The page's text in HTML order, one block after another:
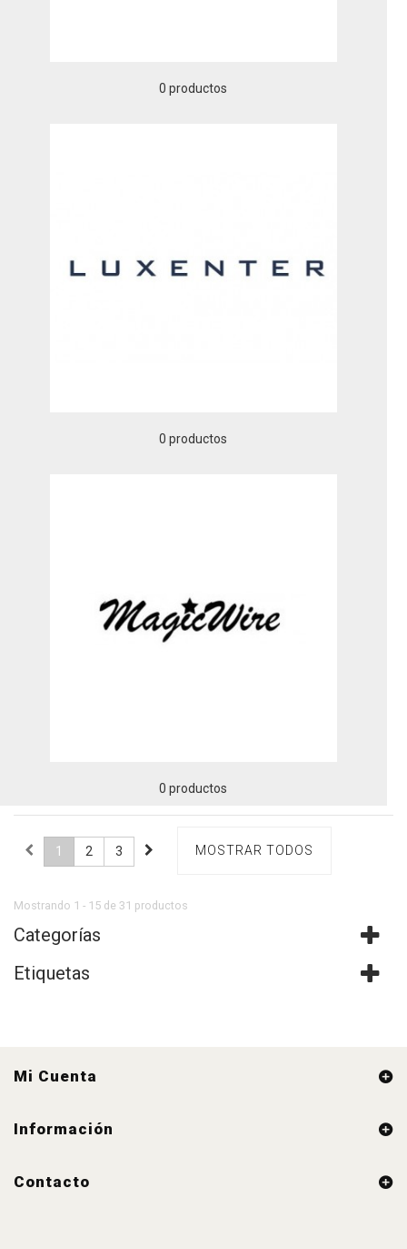
0 productos
0 productos
0 productos
MOSTRAR TODOS
1 2 3
Mostrando 1 - 15 de 31 productos
Categorías
Etiquetas
Mi Cuenta
Información
Contacto